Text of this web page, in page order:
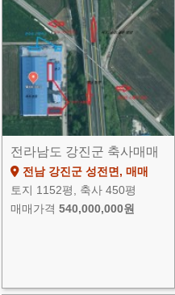
전라남도 강진군 축사매매
전남 강진군 성전면, 매매
토지 1152평, 축사 450평
매매가격 540,000,000원